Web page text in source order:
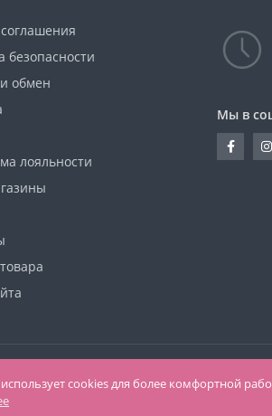
безопасности
обмен
лояльности
Мы в
модного одягу © 2026
использует cookies для более комфортной